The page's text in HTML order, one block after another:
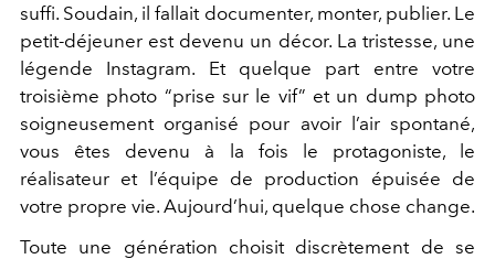
suffi. Soudain, il fallait documenter, monter, publier. Le
petit-déjeuner est devenu un décor. La tristesse, une
légende Instagram. Et quelque part entre votre
troisième photo “prise sur le vif” et un dump photo
soigneusement organisé pour avoir l’air spontané,
vous êtes devenu à la fois le protagoniste, le
réalisateur et l’équipe de production épuisée de
votre propre vie. Aujourd’hui, quelque chose change.
Toute une génération choisit discrètement de se